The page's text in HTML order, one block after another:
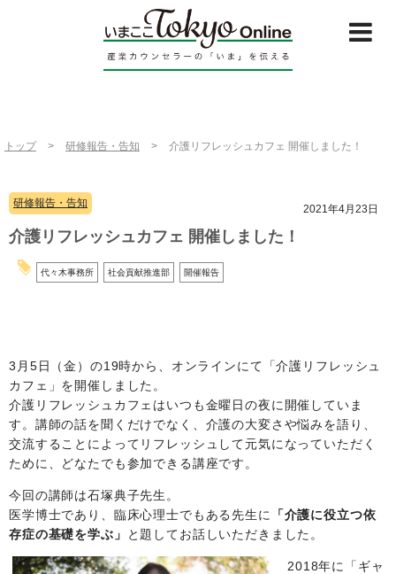
トップ > 研修報告・告知 > 介護リフレッシュカフェ 開催しました！
研修報告・告知
介護リフレッシュカフェ 開催しました！
2021年4月23日
代々木事務所 社会貢献推進部 開催報告
3月5日（金）の19時から、オンラインにて「介護リフレッシュ
カフェ」を開催しました。
介護リフレッシュカフェはいつも金曜日の夜に開催していま
す。講師の話を聞くだけでなく、介護の大変さや悩みを語り、
交流することによってリフレッシュして元気になっていただく
ために、どなたでも参加できる講座です。
今回の講師は石塚典子先生。
医学博士であり、臨床心理士でもある先生に
「介護に役立つ依
存症の基礎を学ぶ」
と題してお話しいただきました。
2018年に「ギャ